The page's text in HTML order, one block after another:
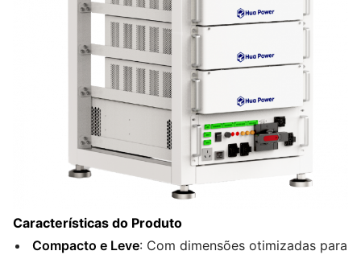
Características do Produto
Compacto e Leve: Com dimensões otimizadas para